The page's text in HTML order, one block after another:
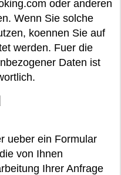
oder anderen
Wenn Sie solche
koennen Sie auf
werden. Fuer die
Daten ist
ueber ein Formular
von Ihnen
Ihrer Anfrage